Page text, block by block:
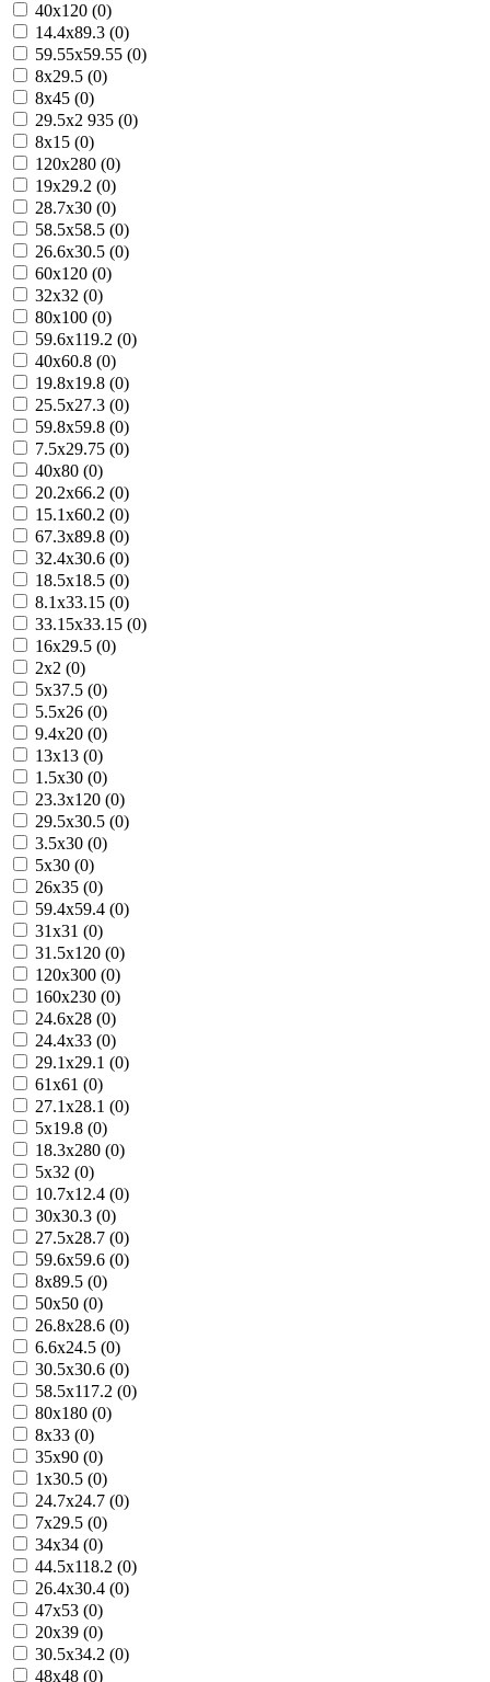
40x120 (0)
14.4x89.3 (0)
59.55x59.55 (0)
8x29.5 (0)
8x45 (0)
29.5x2 935 (0)
8x15 (0)
120x280 (0)
19x29.2 (0)
28.7x30 (0)
58.5x58.5 (0)
26.6x30.5 (0)
60x120 (0)
32x32 (0)
80x100 (0)
59.6x119.2 (0)
40x60.8 (0)
19.8x19.8 (0)
25.5x27.3 (0)
59.8x59.8 (0)
7.5x29.75 (0)
40x80 (0)
20.2x66.2 (0)
15.1x60.2 (0)
67.3x89.8 (0)
32.4x30.6 (0)
18.5x18.5 (0)
8.1x33.15 (0)
33.15x33.15 (0)
16x29.5 (0)
2x2 (0)
5x37.5 (0)
5.5x26 (0)
9.4x20 (0)
13x13 (0)
1.5x30 (0)
23.3x120 (0)
29.5x30.5 (0)
3.5x30 (0)
5x30 (0)
26x35 (0)
59.4x59.4 (0)
31x31 (0)
31.5x120 (0)
120x300 (0)
160x230 (0)
24.6x28 (0)
24.4x33 (0)
29.1x29.1 (0)
61x61 (0)
27.1x28.1 (0)
5x19.8 (0)
18.3x280 (0)
5x32 (0)
10.7x12.4 (0)
30x30.3 (0)
27.5x28.7 (0)
59.6x59.6 (0)
8x89.5 (0)
50x50 (0)
26.8x28.6 (0)
6.6x24.5 (0)
30.5x30.6 (0)
58.5x117.2 (0)
80x180 (0)
8x33 (0)
35x90 (0)
1x30.5 (0)
24.7x24.7 (0)
7x29.5 (0)
34x34 (0)
44.5x118.2 (0)
26.4x30.4 (0)
47x53 (0)
20x39 (0)
30.5x34.2 (0)
48x48 (0)